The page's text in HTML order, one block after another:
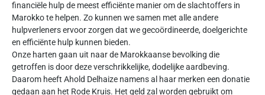
financiële hulp de meest efficiënte manier om de slachtoffers in
Marokko te helpen. Zo kunnen we samen met alle andere
hulpverleners ervoor zorgen dat we gecoördineerde, doelgerichte
en efficiënte hulp kunnen bieden.
Onze harten gaan uit naar de Marokkaanse bevolking die
getroffen is door deze verschrikkelijke, dodelijke aardbeving.
Daarom heeft Ahold Delhaize namens al haar merken een donatie
gedaan aan het Rode Kruis. Het geld zal worden gebruikt om